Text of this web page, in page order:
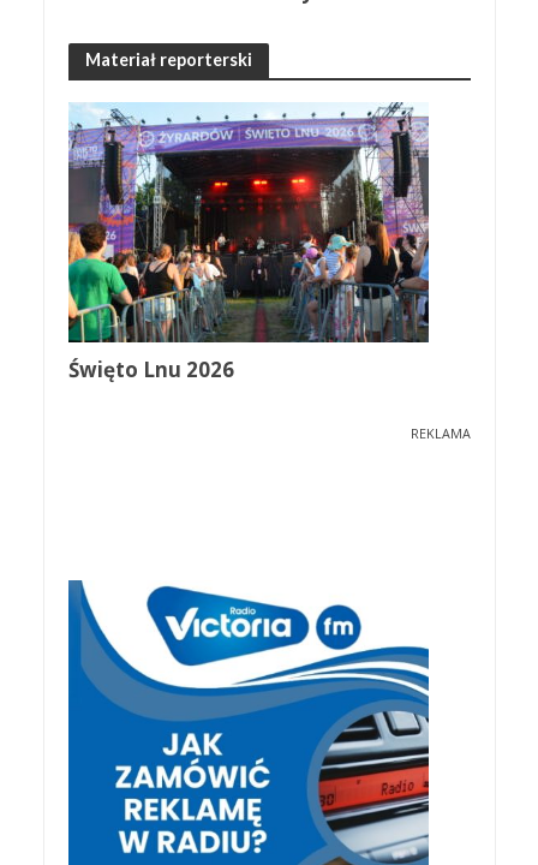
Materiał reporterski
Święto Lnu 2026
REKLAMA